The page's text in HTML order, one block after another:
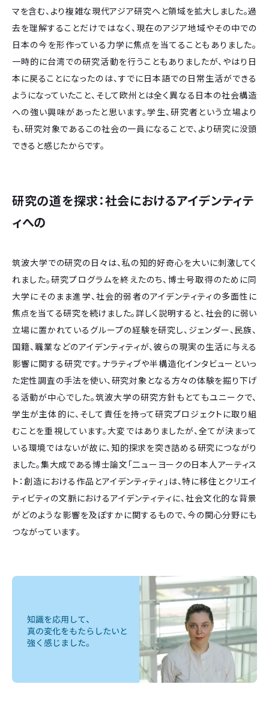
マを含む、より複雑な現代アジア研究へと領域を拡大しました。過
去を理解することだけではなく、現在のアジア地域やその中での
日本の今を形作っている力学に焦点を当てることもありました。
一時的に台湾での研究活動を行うこともありましたが、やはり日
本に戻ることになったのは、すでに日本語での日常生活ができる
ようになっていたこと、そして欧州とは全く異なる日本の社会構造
への強い興味があったと思います。学生、研究者という立場より
も、研究対象であるこの社会の一員になることで、より研究に没頭
できると感じたからです。
研究の道を探求：社会におけるアイデンティテ
ィへの
筑波大学での研究の日々は、私の知的好奇心を大いに刺激してく
れました。研究プログラムを終えたのち、博士号取得のために同
大学にそのまま進学、社会的弱者のアイデンティティの多面性に
焦点を当てる研究を続けました。詳しく説明すると、社会的に弱い
立場に置かれているグループの経験を研究し、ジェンダー、民族、
国籍、職業などのアイデンティティが、彼らの現実の生活に与える
影響に関する研究です。ナラティブや半構造化インタビューといっ
た定性調査の手法を使い、研究対象となる方々の体験を掘り下げ
る活動が中心でした。筑波大学の研究方針もとてもユニークで、
学生が主体的に、そして責任を持って研究プロジェクトに取り組
むことを重視しています。大変ではありましたが、全てが決まって
いる環境ではないが故に、知的探求を突き詰める研究につながり
ました。集大成である博士論文「二ューヨークの日本人アーティス
ト：創造における作品とアイデンティティ」は、特に移住とクリエイ
ティビティの文脈におけるアイデンティティに、社会文化的な背景
がどのような影響を及ぼすかに関するもので、今の関心分野にも
つながっています。